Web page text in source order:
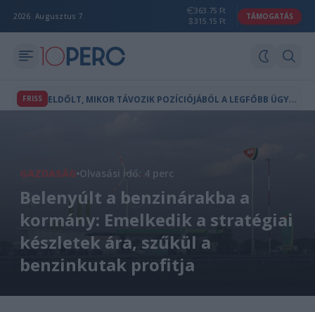
2026. Augusztus 7.
363.75 Ft
315.15 Ft
TÁMOGATÁS
FRISS E
LDŐLT, MIKOR TÁVOZIK POZÍCIÓJÁBÓL A LEGFŐBB ÜGYÉSZ
GAZDASÁG Olvasási idő: 4 perc
Belenyúlt a benzinárakba a
kormány: Emelkedik a stratégiai
készletek ára, szűkül a
benzinkutak profitja